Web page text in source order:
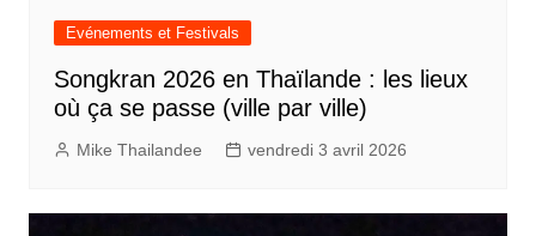
Evénements et Festivals
Songkran 2026 en Thaïlande : les lieux
où ça se passe (ville par ville)
Mike Thailandee vendredi 3 avril 2026